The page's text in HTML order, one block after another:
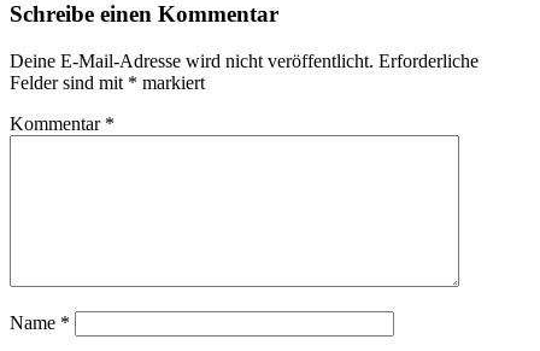
Schreibe einen Kommentar
Deine E-Mail-Adresse wird nicht veröffentlicht. Erforderliche
Felder sind mit * markiert
Kommentar *
Name *